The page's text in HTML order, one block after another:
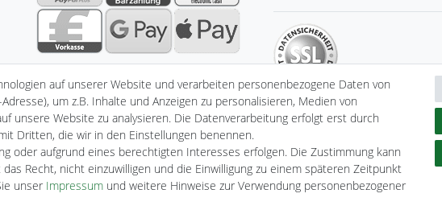
Daten­schutz­erklärung AGB Barrierefreiheitserklärung Widerrufs­recht
auf unserer Website und verarbeiten personenbezogene Daten von
um z.B. Inhalte und Anzeigen zu personalisieren, Medien von
unsere Website zu analysieren. Die Datenverarbeitung erfolgt erst durch
Dritten, die wir in den Einstellungen benennen.
oder aufgrund eines berechtigten Interesses erfolgen. Die Zustimmung kann
Recht, nicht einzuwilligen und die Einwilligung zu einem späteren Zeitpunkt
unser Impressum und weitere Hinweise zur Verwendung personenbezogener